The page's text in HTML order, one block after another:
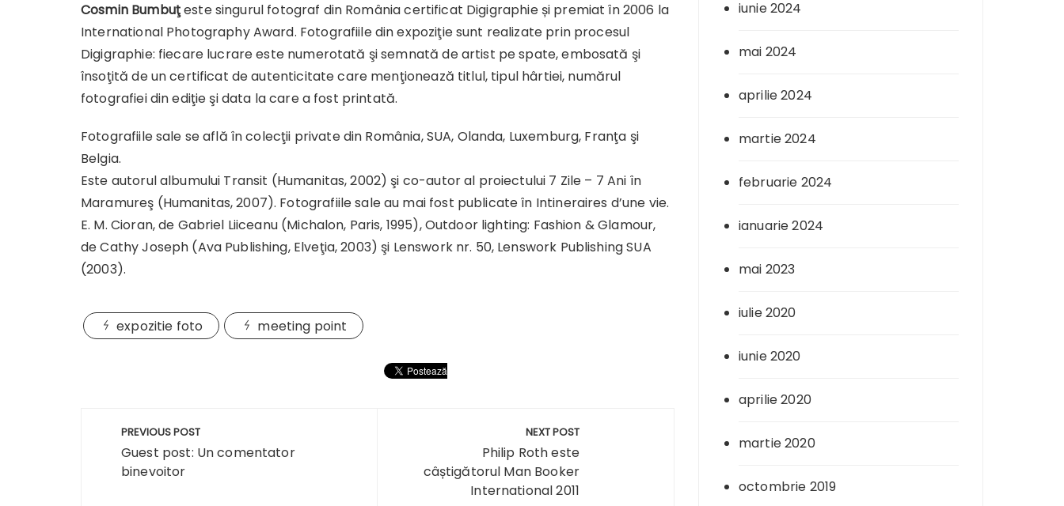
Cosmin Bumbuţeste singurul fotograf din România certificat Digigraphie și premiat în 2006 la
International Photography Award. Fotografiile din expoziţie sunt realizate prin procesul
Digigraphie: fiecare lucrare este numerotată şi semnată de artist pe spate, embosată şi
însoţită de un certificat de autenticitate care menţionează titlul, tipul hârtiei, numărul
fotografiei din ediţie şi data la care a fost printată.
Fotografiile sale se află în colecţii private din România, SUA, Olanda, Luxemburg, Franţa şi
Belgia.
Este autorul albumului Transit (Humanitas, 2002) şi co-autor al proiectului 7 Zile – 7 Ani în
Maramureş (Humanitas, 2007). Fotografiile sale au mai fost publicate în Intineraires d’une vie.
E. M. Cioran, de Gabriel Liiceanu (Michalon, Paris, 1995), Outdoor lighting: Fashion & Glamour,
de Cathy Joseph (Ava Publishing, Elveţia, 2003) şi Lenswork nr. 50, Lenswork Publishing SUA
(2003).
expozitie foto meeting point
Navigare
articole
PREVIOUS POST
Guest post: Un comentator
binevoitor
NEXT POST
Philip Roth este
câștigătorul Man Booker
International 2011
iunie 2024
mai 2024
aprilie 2024
martie 2024
februarie 2024
ianuarie 2024
mai 2023
iulie 2020
iunie 2020
aprilie 2020
martie 2020
octombrie 2019